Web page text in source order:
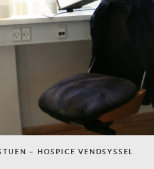
– HOSPICE VENDSYSSEL